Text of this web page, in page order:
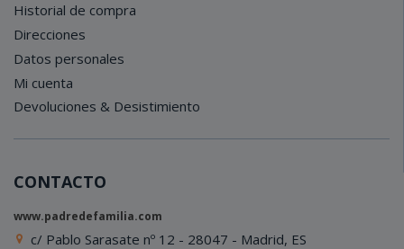
Historial de compra
Direcciones
Datos personales
Mi cuenta
Devoluciones & Desistimiento
CONTACTO
www.padredefamilia.com
c/ Pablo Sarasate nº 12 - 28047 - Madrid, ES